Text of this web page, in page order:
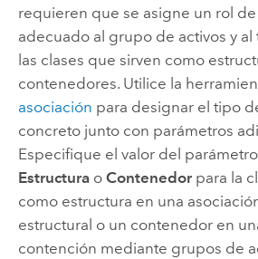
requieren que se asigne un rol
adecuado al grupo de activos y
las clases que sirven como
contenedores. Utilice la
asociación para designar el tipo
concreto junto con parámetros
Especifique el valor del parámetro
Estructurao Contenedorpara la
como estructura en una
estructural o un contenedor en
contención mediante grupos de